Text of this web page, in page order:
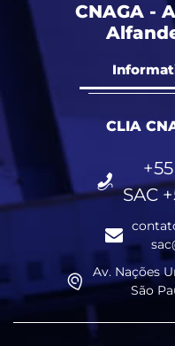
CNAGA -
CLIA
SAC
Av. Nações
São